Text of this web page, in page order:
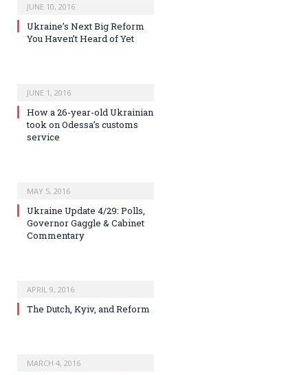
JUNE 10, 2016
Ukraine’s Next Big Reform
You Haven’t Heard of Yet
JUNE 1, 2016
How a 26-year-old Ukrainian
took on Odessa’s customs
service
MAY 5, 2016
Ukraine Update 4/29: Polls,
Governor Gaggle & Cabinet
Commentary
APRIL 9, 2016
The Dutch, Kyiv, and Reform
MARCH 4, 2016